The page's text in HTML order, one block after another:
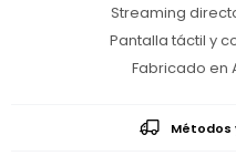
Streaming
Pantalla táctil y
Fabricado en
Métodos